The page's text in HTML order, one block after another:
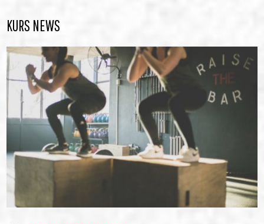
KURS NEWS